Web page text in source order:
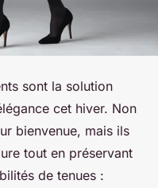
sont la solution
cet hiver. Non
bienvenue, mais ils
tout en préservant
de tenues :